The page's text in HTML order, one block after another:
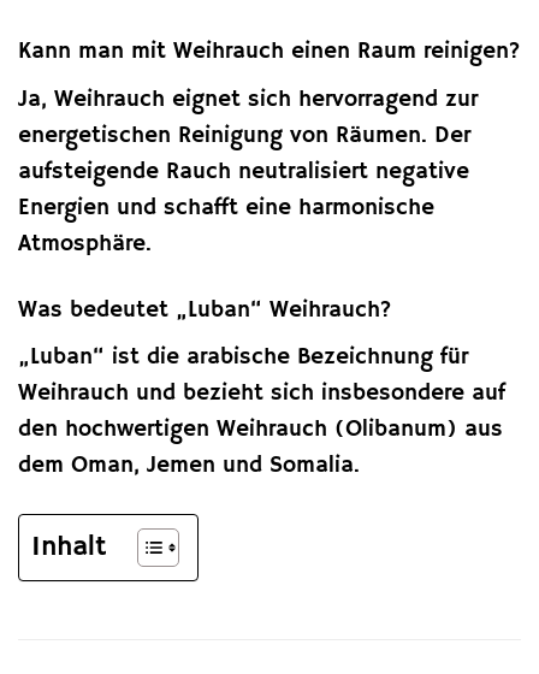
Kann man mit Weihrauch einen Raum reinigen?
Ja, Weihrauch eignet sich hervorragend zur
energetischen Reinigung von Räumen. Der
aufsteigende Rauch neutralisiert negative
Energien und schafft eine harmonische
Atmosphäre.
Was bedeutet „Luban“ Weihrauch?
„Luban“ ist die arabische Bezeichnung für
Weihrauch und bezieht sich insbesondere auf
den hochwertigen Weihrauch (Olibanum) aus
dem Oman, Jemen und Somalia.
Inhalt